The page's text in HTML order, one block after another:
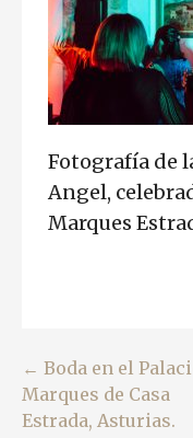
Fotografía de
Angel,
Marques
Navegación
de
← Boda en el
Marques de Casa
Estrada, Asturias.